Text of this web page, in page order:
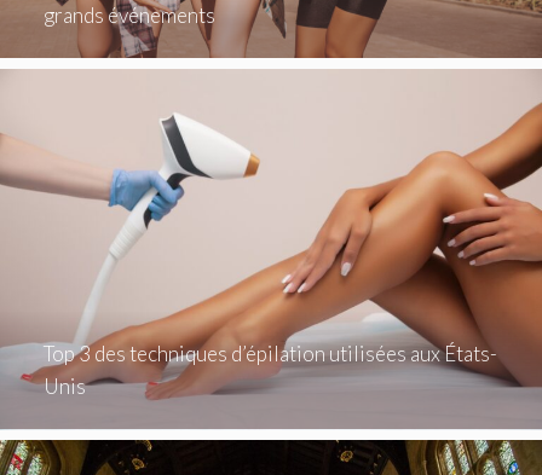
grands événements
Top 3 des techniques d’épilation utilisées aux États-
Unis